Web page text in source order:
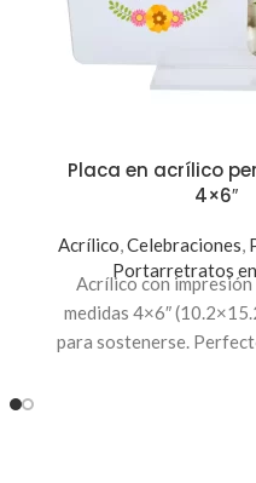
Placa en acrílico
4×6″
Acrílico,Celebraciones,
Portarretratos
Acrílico con
medidas 4×6″
para sostenerse.